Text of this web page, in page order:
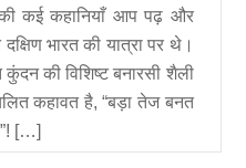
की कई कहानियाँ आप पढ़ और
भारत की यात्रा पर थे।
कुंदन की विशिष्ट बनारसी शैली
है, “बड़ा तेज बनत
[…]